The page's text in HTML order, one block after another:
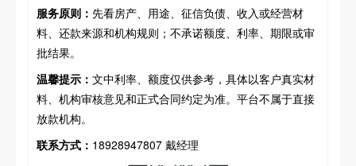
服务原则： 先看房产、用途、征信负债、收入或经营材
料、还款来源和机构规则；不承诺额度、利率、期限或审
批结果。
温馨提示： 文中利率、额度仅供参考，具体以客户真实材
料、机构审核意见和正式合同约定为准。平台不属于直接
放款机构。
联系方式： 18928947807 戴经理